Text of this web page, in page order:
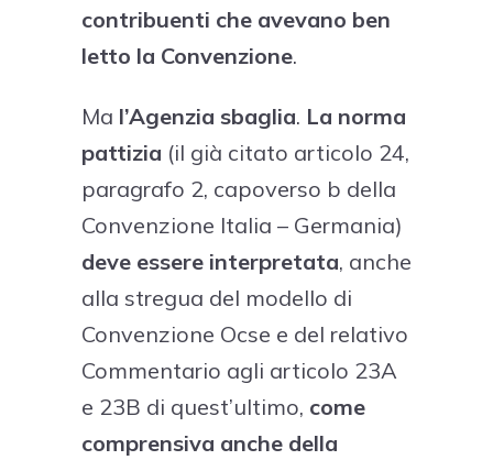
contribuenti che avevano ben
letto la Convenzione.
Ma l’Agenzia sbaglia. La norma
pattizia (il già citato articolo 24,
paragrafo 2, capoverso b della
Convenzione Italia – Germania)
deve essere interpretata, anche
alla stregua del modello di
Convenzione Ocse e del relativo
Commentario agli articolo 23A
e 23B di quest’ultimo, come
comprensiva anche della